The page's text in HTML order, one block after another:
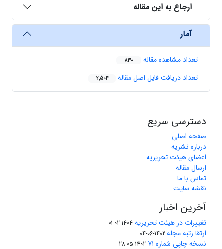
ارجاع به این مقاله
آمار
تعداد مشاهده مقاله 830
تعداد دریافت فایل اصل مقاله 2,504
دسترسی سریع
صفحه اصلی
درباره نشریه
اعضای هیئت تحریریه
ارسال مقاله
تماس با ما
نقشه سایت
آخرین اخبار
تغییرات در هیئت تحریریه 1404-02-01
ارتقا رتبه مجله 1402-06-04
نسخه چاپی شماره ۷۱ 1402-05-28